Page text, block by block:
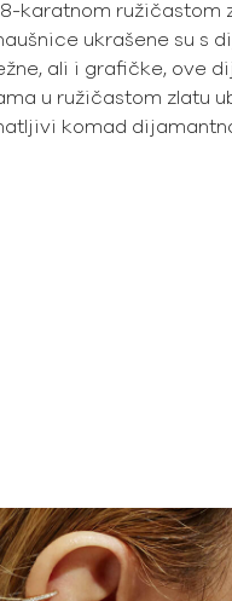
karatnom ružičastom
ukrašene su s
ali i grafičke, ove
u ružičastom zlatu
komad